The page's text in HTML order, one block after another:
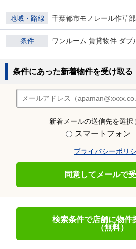
地域・路線 千葉都市モノレール作草
条件 ワンルーム 賃貸物件 ダブ
条件にあった新着物件を受け取る
新着メールの送信先を選択
スマートフォン
プライバシーポリ
同意してメールで
検索条件で店舗に物件
（無料）